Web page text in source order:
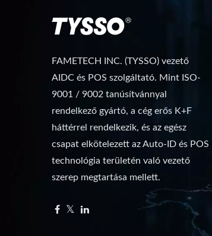
FAMETECH INC. (TYSSO) vezető
AIDC és POS szolgáltató. Mint ISO-
9001 / 9002 tanúsítvánnyal
rendelkező gyártó, a cég erős K+F
háttérrel rendelkezik, és az egész
csapat elkötelezett az Auto-ID és POS
technológia területén való vezető
szerep megtartása mellett.